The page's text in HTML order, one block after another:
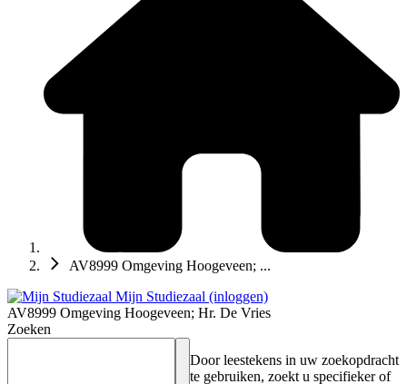
AV8999 Omgeving Hoogeveen; ...
Mijn Studiezaal (inloggen)
AV8999 Omgeving Hoogeveen; Hr. De Vries
Zoeken
Door leestekens in uw zoekopdracht
te gebruiken, zoekt u specifieker of